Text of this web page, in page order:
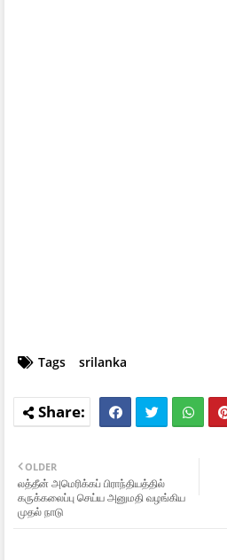
Tags srilanka
OLDER
லத்தீன் அமெரிக்கப் பிராந்தியத்தில்
கருக்கலைப்பு செய்ய அனுமதி வழங்கிய
முதல் நாடு